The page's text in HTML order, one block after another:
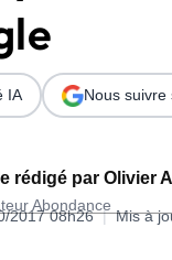
l'Ebook
rédigé par Olivier
Abondance
2017 08h26 | Mis à
IA Nous suivre